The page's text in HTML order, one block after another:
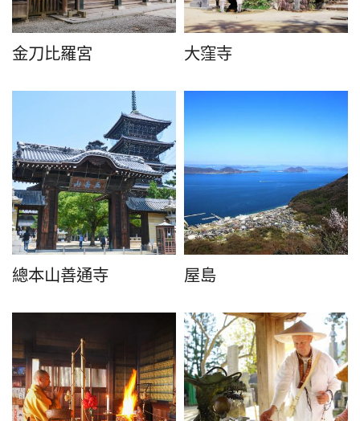
金刀比羅宮 大窪寺
總本山善通寺 屋島